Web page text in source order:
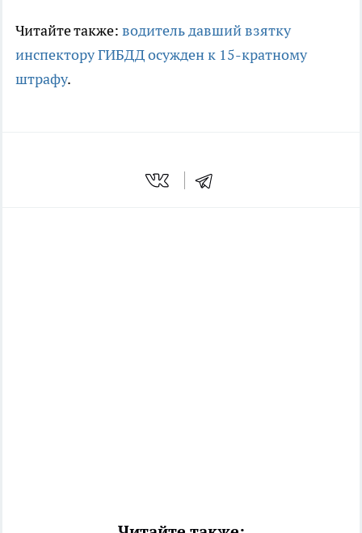
Читайте также: водитель давший взятку
инспектору ГИБДД осужден к 15-кратному
штрафу.